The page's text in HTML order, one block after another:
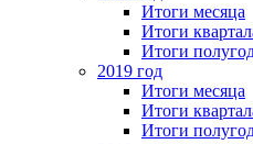
Итоги месяца
Итоги
Итоги
2019 год
Итоги месяца
Итоги
Итоги